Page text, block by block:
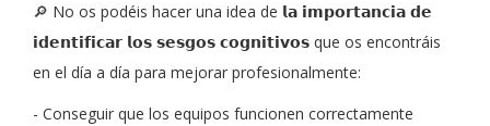
🔎 No os podéis hacer una idea de 𝗹𝗮 𝗶𝗺𝗽𝗼𝗿𝘁𝗮𝗻𝗰𝗶𝗮 𝗱𝗲
𝗶𝗱𝗲𝗻𝘁𝗶𝗳𝗶𝗰𝗮𝗿 𝗹𝗼𝘀 𝘀𝗲𝘀𝗴𝗼𝘀 𝗰𝗼𝗴𝗻𝗶𝘁𝗶𝘃𝗼𝘀 que os encontráis
en el día a día para mejorar profesionalmente:
- Conseguir que los equipos funcionen correctamente